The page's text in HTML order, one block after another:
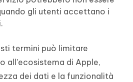
gli utenti accettano i
termini può limitare
all'ecosistema di Apple,
dei dati e la funzionalità